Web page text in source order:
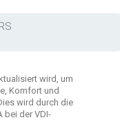
wird, um
Komfort und
wird durch die
bei der VDI-